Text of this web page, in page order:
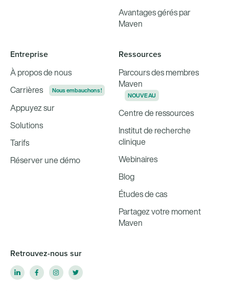
Avantages gérés par
Maven
Entreprise
À propos de nous
Carrières
Nous embauchons !
Appuyez sur
Solutions
Tarifs
Réserver une démo
Ressources
Parcours des membres
Maven
NOUVEAU
Centre de ressources
Institut de recherche
clinique
Webinaires
Blog
Études de cas
Partagez votre moment
Maven
Retrouvez-nous sur